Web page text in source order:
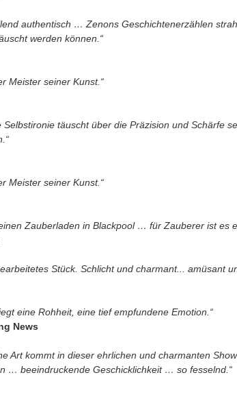
authentisch … Zenons Geschichtenerzählen
werden können.“
Meister seiner Kunst.“
Selbstironie täuscht über die Präzision und Schärfe
Meister seiner Kunst.“
Zauberladen in Blackpool … für Zauberer ist es
Stück. Schlicht und charmant... amüsant
eine Rohheit, eine tief empfundene Emotion.“
News
Art kommt in dieser ehrlichen und charmanten
… beeindruckende Geschicklichkeit … so fesselnd.“